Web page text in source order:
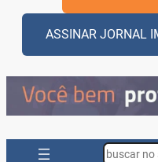
ASSINAR JORNAL
Search